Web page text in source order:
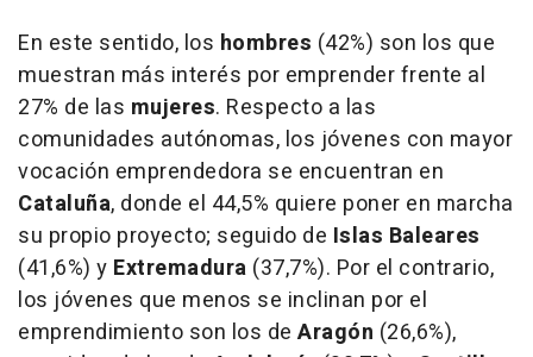
En este sentido, los hombres (42%) son los que
muestran más interés por emprender frente al
27% de las mujeres. Respecto a las
comunidades autónomas, los jóvenes con mayor
vocación emprendedora se encuentran en
Cataluña, donde el 44,5% quiere poner en marcha
su propio proyecto; seguido de Islas Baleares
(41,6%) y Extremadura (37,7%). Por el contrario,
los jóvenes que menos se inclinan por el
emprendimiento son los de Aragón (26,6%),